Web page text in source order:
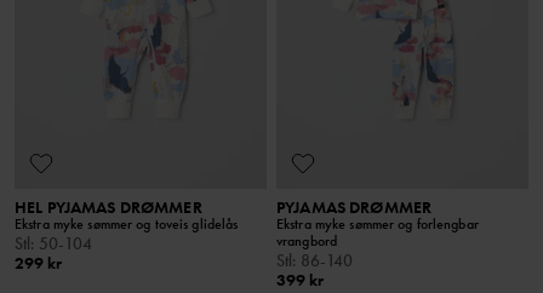
HEL PYJAMAS DRØMMER
Ekstra myke sømmer og toveis glidelås
Stl : 50-104
299 kr
PYJAMAS DRØMMER
Ekstra myke sømmer og forlengbar
vrangbord
Stl : 86-140
399 kr